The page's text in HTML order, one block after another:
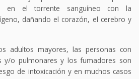
en el torrente sanguíneo con la
dañando el corazón, el cerebro y
adultos mayores, las personas con
y/o pulmonares y los fumadores son
de intoxicación y en muchos casos